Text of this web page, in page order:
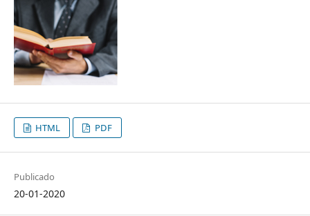
HTML PDF
Publicado
20-01-2020